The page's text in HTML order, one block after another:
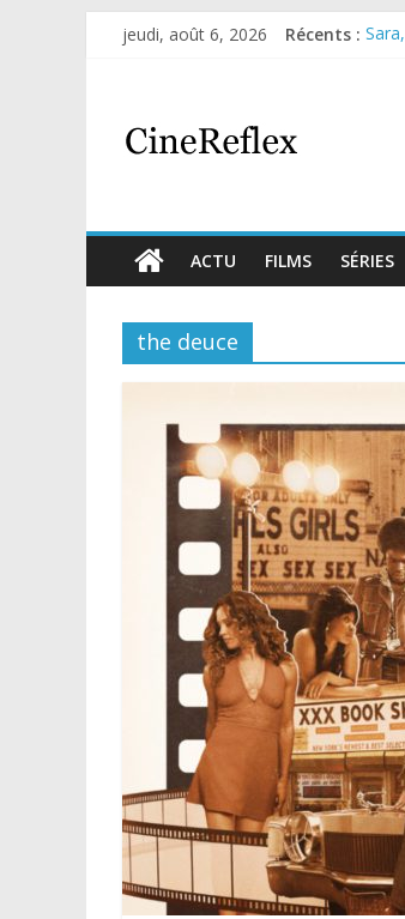
jeudi, août 6, 2026 Récents :
ACTU FILMS SÉRIES
the deuce